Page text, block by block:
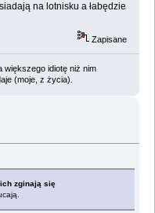
na lotnisku a łabędzie
Zapisane
większego idiotę niż nim
(moje, z życia).
zginają się